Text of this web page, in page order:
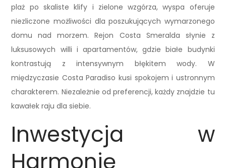
plaż po skaliste klify i zielone wzgórza, wyspa oferuje
niezliczone możliwości dla poszukujących wymarzonego
domu nad morzem. Rejon Costa Smeralda słynie z
luksusowych willi i apartamentów, gdzie białe budynki
kontrastują z intensywnym błękitem wody. W
międzyczasie Costa Paradiso kusi spokojem i ustronnym
charakterem. Niezależnie od preferencji, każdy znajdzie tu
kawałek raju dla siebie.
Inwestycja w
Harmonię